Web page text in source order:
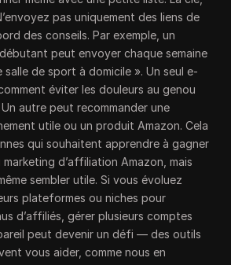
pas uniquement des liens de
des conseils. Par exemple, un
peut envoyer chaque semaine
de sport à domicile ». Un seul e-
éviter les douleurs au genou
autre peut recommander une
utile ou un produit Amazon. Cela
qui souhaitent apprendre à gagner
marketing d’affiliation Amazon, mais
sembler utile. Si vous évoluez
plateformes ou niches pour
d’affiliés, gérer plusieurs comptes
peut devenir un défi — des outils
vous aider, comme nous en